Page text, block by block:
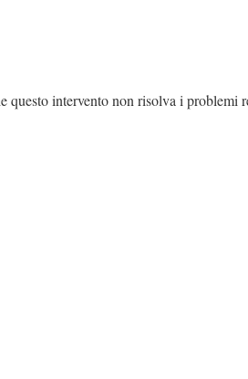
questo intervento non risolva i problemi